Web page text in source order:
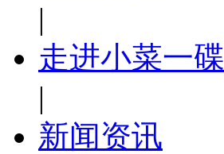
|
走进小菜一碟
|
新闻资讯